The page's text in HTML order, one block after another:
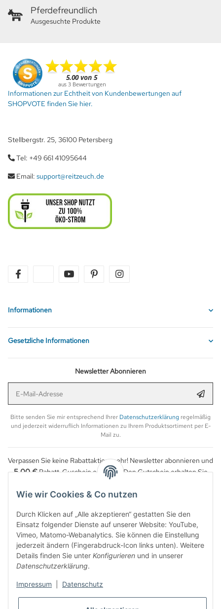
Wie wir Cookies & Co nutzen
Durch Klicken auf „Alle akzeptieren“ gestatten Sie den
Einsatz folgender Dienste auf unserer Website: YouTube,
Vimeo, Matomo-Webanalytics. Sie können die Einstellung
jederzeit ändern (Fingerabdruck-Icon links unten). Weitere
Details finden Sie unter Konfigurieren und in unserer
Datenschutzerklärung.
Impressum Datenschutz
Pferdefreundlich
Ausgesuchte Produkte
Informationen zur Echtheit von Kundenbewertungen auf
SHOPVOTE finden Sie hier.
Stellbergstr. 25, 36100 Petersberg
Tel: +49 661 41095644
Email: support@reitzeuch.de
twitter youtube pinterest
Informationen
Gesetzliche Informationen
Newsletter Abonnieren
Bitte senden Sie mir entsprechend Ihrer Datenschutzerklärung regelmäßig
und jederzeit widerruflich Informationen zu Ihrem Produktsortiment per E-
Mail zu.
Verpassen Sie keine Rabattaktion mehr! Newsletter abonnieren und
5,00 €Rabatt-Guschein erhalten. Den Gutschein erhalten Sie
per Email nach der erfolgreichen Bestätigung Ihrer Email-Adresse.
WIDERRUFSBUTTON